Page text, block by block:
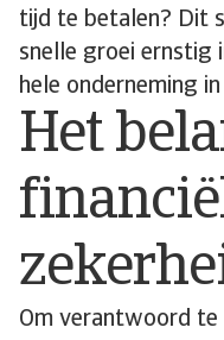
tijd te betalen? Dit
snelle groei ernstig
hele onderneming
Het
Om verantwoord te